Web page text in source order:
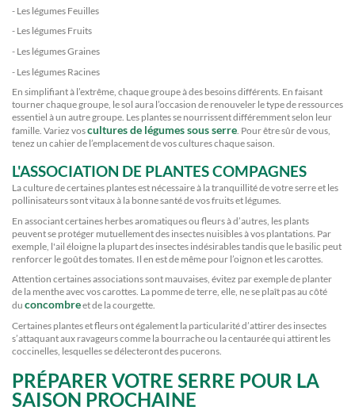
- Les légumes Feuilles
- Les légumes Fruits
- Les légumes Graines
- Les légumes Racines
En simplifiant à l’extrême, chaque groupe à des besoins différents. En faisant
tourner chaque groupe, le sol aura l’occasion de renouveler le type de ressources
essentiel à un autre groupe. Les plantes se nourrissent différemment selon leur
famille. Variez voscultures de légumes sous serre. Pour être sûr de vous,
tenez un cahier de l’emplacement de vos cultures chaque saison.
L'ASSOCIATION DE PLANTES COMPAGNES
La culture de certaines plantes est nécessaire à la tranquillité de votre serre et les
pollinisateurs sont vitaux à la bonne santé de vos fruits et légumes.
En associant certaines herbes aromatiques ou fleurs à d’autres, les plants
peuvent se protéger mutuellement des insectes nuisibles à vos plantations. Par
exemple, l'ail éloigne la plupart des insectes indésirables tandis que le basilic peut
renforcer le goût des tomates. Il en est de même pour l’oignon et les carottes.
Attention certaines associations sont mauvaises, évitez par exemple de planter
de la menthe avec vos carottes. La pomme de terre, elle, ne se plaît pas au côté
du concombreet de la courgette.
Certaines plantes et fleurs ont également la particularité d’attirer des insectes
s’attaquant aux ravageurs comme la bourrache ou la centaurée qui attirent les
coccinelles, lesquelles se délecteront des pucerons.
PRÉPARER VOTRE SERRE POUR LA
SAISON PROCHAINE